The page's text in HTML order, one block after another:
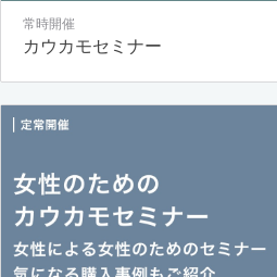
常時開催
カウカモセミナー